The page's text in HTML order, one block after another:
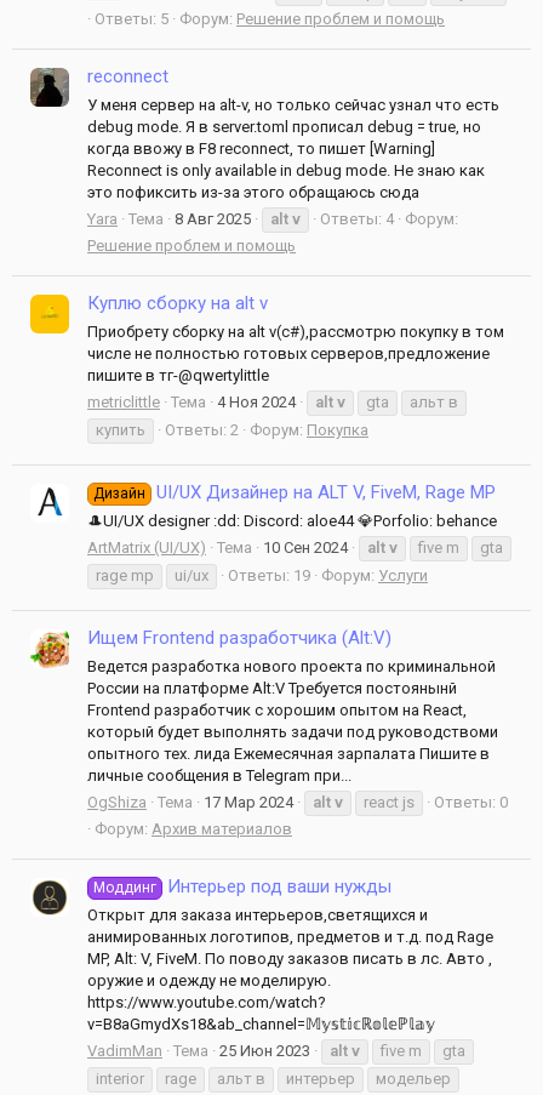
Ответы: 5
Форум: Решение проблем и помощь
reconnect
У меня сервер на alt-v, но только сейчас узнал что есть
debug mode. Я в server.toml прописал debug = true, но
когда ввожу в F8 reconnect, то пишет [Warning]
Reconnect is only available in debug mode. Не знаю как
это пофиксить из-за этого обращаюсь сюда
Yara
Тема 8 Авг 2025 alt v Ответы: 4
Форум:
Решение проблем и помощь
Куплю сборку на alt v
Приобрету сборку на alt v(c#),рассмотрю покупку в том
числе не полностью готовых серверов,предложение
пишите в тг-@qwertylittle
metriclittle Тема 4 Ноя 2024 alt v gta
альт в
купить
Ответы: 2 Форум: Покупка
Дизайн UI/UX Дизайнер на ALT V, FiveM, Rage MP
🎩UI/UX designer :dd: Discord: aloe44 💎Porfolio: behance
ArtMatrix (UI/UX)
Тема 10 Сен 2024 alt v five m
gta
rage mp
ui/ux Ответы: 19 Форум: Услуги
Ищем Frontend разработчика (Alt:V)
Ведется разработка нового проекта по криминальной
России на платформе Alt:V Требуется постоянынй
Frontend разработчик с хорошим опытом на React,
который будет выполнять задачи под руководствоми
опытного тех. лида Ежемесячная зарпалата Пишите в
личные сообщения в Telegram при...
OgShiza
Тема 17 Мар 2024 alt v react js
Ответы: 0
Форум: Архив материалов
Моддинг Интерьер под ваши нужды
Открыт для заказа интерьеров,светящихся и
анимированных логотипов, предметов и т.д. под Rage
MP, Alt: V, FiveM. По поводу заказов писать в лс. Авто ,
оружие и одежду не моделирую.
https://www.youtube.com/watch?
v=B8aGmydXs18&ab_channel=𝕄𝕪𝕤𝕥𝕚𝕔ℝ𝕠𝕝𝕖ℙ𝕝𝕒𝕪
VadimMan
Тема 25 Июн 2023 alt v five m
gta
interior
rage альт в интерьер
модельер